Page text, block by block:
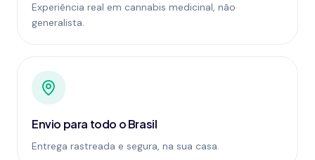
Experiência real em cannabis medicinal, não
generalista.
Envio para todo o Brasil
Entrega rastreada e segura, na sua casa.